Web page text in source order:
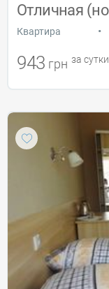
Квартира •
943 грн за сутки